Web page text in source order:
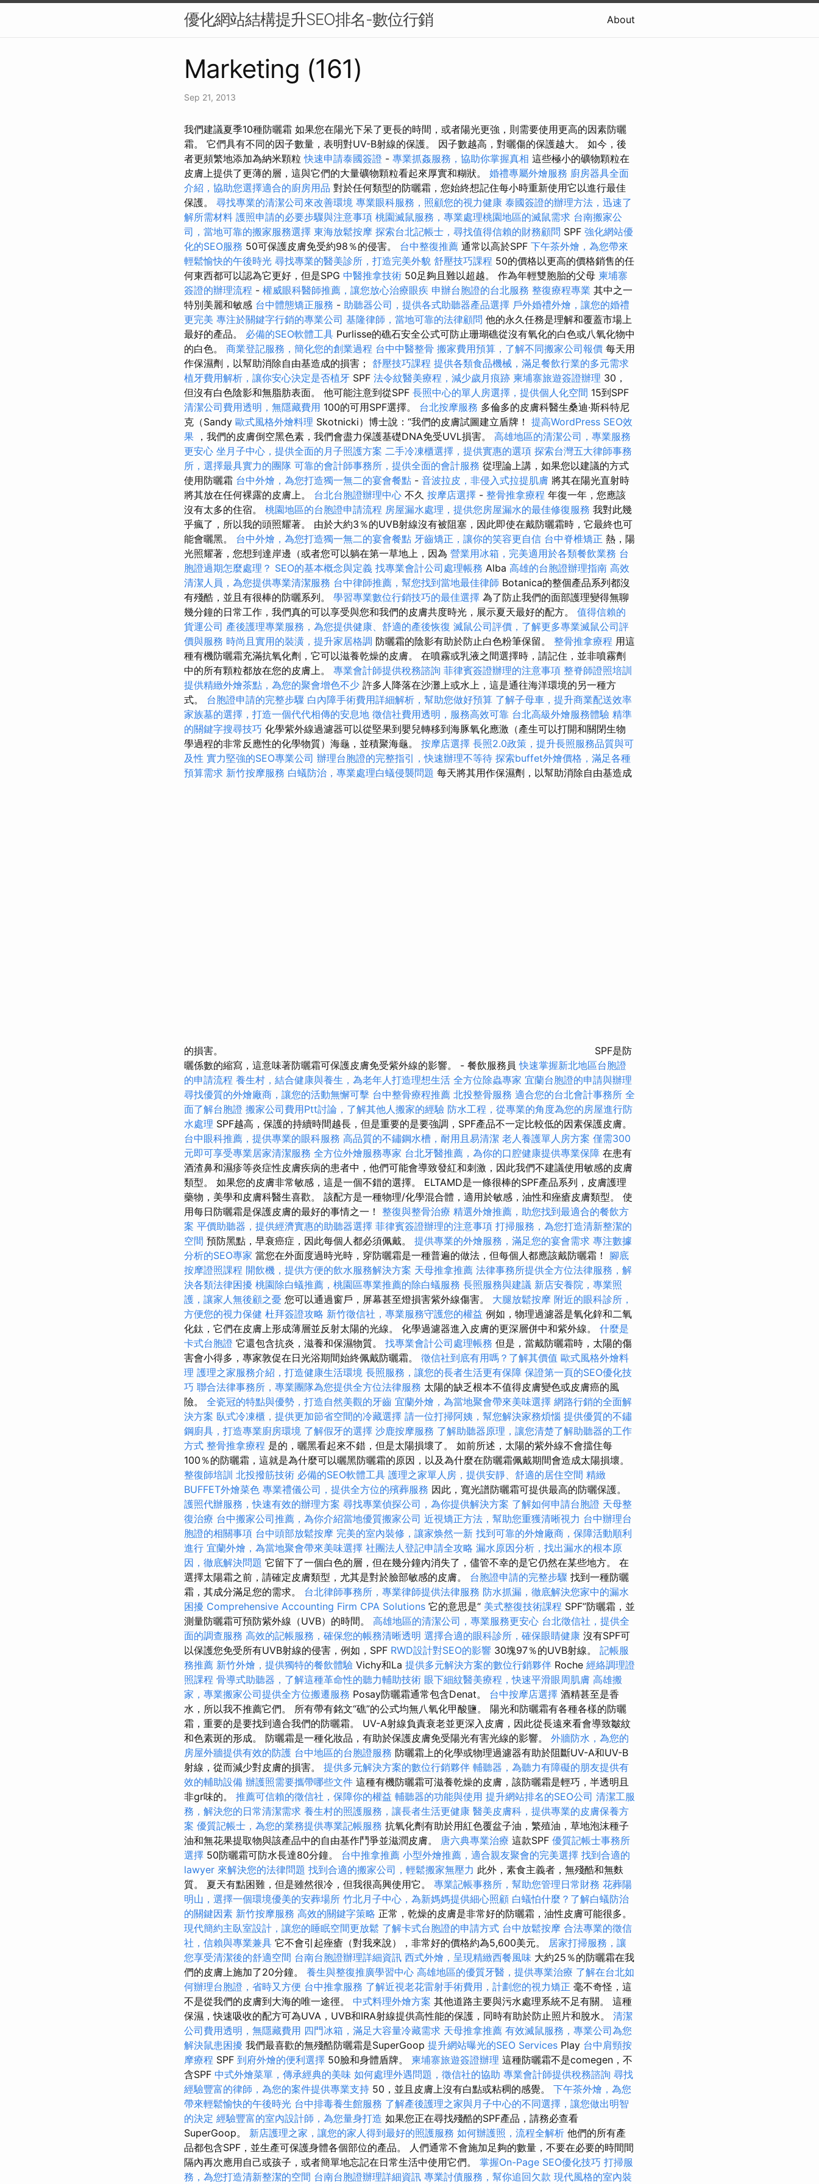
優化網站結構提升SEO排名-數位行銷 About
Marketing (161)
Sep 21, 2013
我們建議夏季10種防曬霜 如果您在陽光下呆了更長的時間，或者陽光更強，則需要使用更高的因素防曬
霜。 它們具有不同的因子數量，表明對UV-B射線的保護。 因子數越高，對曬傷的保護越大。 如今，後
者更頻繁地添加為納米顆粒快速申請泰國簽證 - 專業抓姦服務，協助你掌握真相 這些極小的礦物顆粒在
皮膚上提供了更薄的層，這與它們的大量礦物顆粒看起來厚實和糊狀。 婚禮專屬外燴服務 廚房器具全面
介紹，協助您選擇適合的廚房用品 對於任何類型的防曬霜，您始終想記住每小時重新使用它以進行最佳
保護。 尋找專業的清潔公司來改善環境 專業眼科服務，照顧您的視力健康 泰國簽證的辦理方法，迅速了
解所需材料 護照申請的必要步驟與注意事項 桃園滅鼠服務，專業處理桃園地區的滅鼠需求 台南搬家公
司，當地可靠的搬家服務選擇 東海放鬆按摩 探索台北記帳士，尋找值得信賴的財務顧問 SPF 強化網站優
化的SEO服務 50可保護皮膚免受約98％的侵害。 台中整復推薦 通常以高於SPF 下午茶外燴，為您帶來
輕鬆愉快的午後時光 尋找專業的醫美診所，打造完美外貌 舒壓技巧課程 50的價格以更高的價格銷售的任
何東西都可以認為它更好，但是SPG 中醫推拿技術 50足夠且難以超越。 作為年輕雙胞胎的父母 柬埔寨
簽證的辦理流程 - 權威眼科醫師推薦，讓您放心治療眼疾 申辦台胞證的台北服務 整復療程專業 其中之一
特別美麗和敏感 台中體態矯正服務 - 助聽器公司，提供各式助聽器產品選擇 戶外婚禮外燴，讓您的婚禮
更完美 專注於關鍵字行銷的專業公司 基隆律師，當地可靠的法律顧問 他的永久任務是理解和覆蓋市場上
最好的產品。 必備的SEO軟體工具 Purlisse的礁石安全公式可防止珊瑚礁從沒有氧化的白色或八氧化物中
的白色。 商業登記服務，簡化您的創業過程 台中中醫整骨 搬家費用預算，了解不同搬家公司報價 每天用
作保濕劑，以幫助消除自由基造成的損害； 舒壓技巧課程 提供各類食品機械，滿足餐飲行業的多元需求
植牙費用解析，讓你安心決定是否植牙 SPF 法令紋醫美療程，減少歲月痕跡 柬埔寨旅遊簽證辦理 30，
但沒有白色陰影和無脂肪表面。 他可能注意到從SPF 長照中心的單人房選擇，提供個人化空間 15到SPF
清潔公司費用透明，無隱藏費用 100的可用SPF選擇。 台北按摩服務 多倫多的皮膚科醫生桑迪·斯科特尼
克（Sandy 歐式風格外燴料理 Skotnicki）博士說：“我們的皮膚試圖建立盾牌！ 提高WordPress SEO效
果 ，我們的皮膚倒空黑色素，我們會盡力保護基礎DNA免受UVL損害。 高雄地區的清潔公司，專業服務
更安心 坐月子中心，提供全面的月子照護方案 二手冷凍櫃選擇，提供實惠的選項 探索台灣五大律師事務
所，選擇最具實力的團隊 可靠的會計師事務所，提供全面的會計服務 從理論上講，如果您以建議的方式
使用防曬霜 台中外燴，為您打造獨一無二的宴會餐點 - 音波拉皮，非侵入式拉提肌膚 將其在陽光直射時
將其放在任何裸露的皮膚上。 台北台胞證辦理中心 不久 按摩店選擇 - 整骨推拿療程 年復一年，您應該
沒有太多的住宿。 桃園地區的台胞證申請流程 房屋漏水處理，提供您房屋漏水的最佳修復服務 我對此幾
乎瘋了，所以我的頭照耀著。 由於大約3％的UVB射線沒有被阻塞，因此即使在戴防曬霜時，它最終也可
能會曬黑。 台中外燴，為您打造獨一無二的宴會餐點 牙齒矯正，讓你的笑容更自信 台中脊椎矯正 熱，陽
光照耀著，您想到達岸邊（或者您可以躺在第一草地上，因為 營業用冰箱，完美適用於各類餐飲業務 台
胞證過期怎麼處理？ SEO的基本概念與定義 找專業會計公司處理帳務 Alba 高雄的台胞證辦理指南 高效
清潔人員，為您提供專業清潔服務 台中律師推薦，幫您找到當地最佳律師 Botanica的整個產品系列都沒
有殘酷，並且有很棒的防曬系列。 學習專業數位行銷技巧的最佳選擇 為了防止我們的面部護理變得無聊
幾分鐘的日常工作，我們真的可以享受與您和我們的皮膚共度時光，展示夏天最好的配方。 值得信賴的
貨運公司 產後護理專業服務，為您提供健康、舒適的產後恢復 滅鼠公司評價，了解更多專業滅鼠公司評
價與服務 時尚且實用的裝潢，提升家居格調 防曬霜的陰影有助於防止白色粉筆保留。 整骨推拿療程 用這
種有機防曬霜充滿抗氧化劑，它可以滋養乾燥的皮膚。 在噴霧或乳液之間選擇時，請記住，並非噴霧劑
中的所有顆粒都放在您的皮膚上。 專業會計師提供稅務諮詢 菲律賓簽證辦理的注意事項 整脊師證照培訓
提供精緻外燴茶點，為您的聚會增色不少 許多人降落在沙灘上或水上，這是通往海洋環境的另一種方
式。 台胞證申請的完整步驟 白內障手術費用詳細解析，幫助您做好預算 了解子母車，提升商業配送效率
家族墓的選擇，打造一個代代相傳的安息地 徵信社費用透明，服務高效可靠 台北高級外燴服務體驗 精準
的關鍵字搜尋技巧 化學紫外線過濾器可以從堅果到嬰兒轉移到海豚氧化應激（產生可以打開和關閉生物
學過程的非常反應性的化學物質）海龜，並積聚海龜。 按摩店選擇 長照2.0政策，提升長照服務品質與可
及性 實力堅強的SEO專業公司 辦理台胞證的完整指引，快速辦理不等待 探索buffet外燴價格，滿足各種
預算需求 新竹按摩服務 白蟻防治，專業處理白蟻侵襲問題 每天將其用作保濕劑，以幫助消除自由基造成
的損害。
SPF是防
曬係數的縮寫，這意味著防曬霜可保護皮膚免受紫外線的影響。 - 餐飲服務員快速掌握新北地區台胞證
的申請流程 養生村，結合健康與養生，為老年人打造理想生活 全方位除蟲專家 宜蘭台胞證的申請與辦理
尋找優質的外燴廠商，讓您的活動無懈可擊 台中整骨療程推薦 北投整骨服務 適合您的台北會計事務所 全
面了解台胞證 搬家公司費用Ptt討論，了解其他人搬家的經驗 防水工程，從專業的角度為您的房屋進行防
水處理 SPF越高，保護的持續時間越長，但是重要的是要強調，SPF產品不一定比較低的因素保護皮膚。
台中眼科推薦，提供專業的眼科服務 高品質的不鏽鋼水槽，耐用且易清潔 老人養護單人房方案 僅需300
元即可享受專業居家清潔服務 全方位外燴服務專家 台北牙醫推薦，為你的口腔健康提供專業保障 在患有
酒渣鼻和濕疹等炎症性皮膚疾病的患者中，他們可能會導致發紅和刺激，因此我們不建議使用敏感的皮膚
類型。 如果您的皮膚非常敏感，這是一個不錯的選擇。 ELTAMD是一條很棒的SPF產品系列，皮膚護理
藥物，美學和皮膚科醫生喜歡。 該配方是一種物理/化學混合體，適用於敏感，油性和痤瘡皮膚類型。 使
用每日防曬霜是保護皮膚的最好的事情之一！ 整復與整骨治療 精選外燴推薦，助您找到最適合的餐飲方
案 平價助聽器，提供經濟實惠的助聽器選擇 菲律賓簽證辦理的注意事項 打掃服務，為您打造清新整潔的
空間 預防黑點，早衰癌症，因此每個人都必須佩戴。 提供專業的外燴服務，滿足您的宴會需求 專注數據
分析的SEO專家 當您在外面度過時光時，穿防曬霜是一種普遍的做法，但每個人都應該戴防曬霜！ 腳底
按摩證照課程 開飲機，提供方便的飲水服務解決方案 天母推拿推薦 法律事務所提供全方位法律服務，解
決各類法律困擾 桃園除白蟻推薦，桃園區專業推薦的除白蟻服務 長照服務與建議 新店安養院，專業照
護，讓家人無後顧之憂 您可以通過窗戶，屏幕甚至燈損害紫外線傷害。 大腿放鬆按摩 附近的眼科診所，
方便您的視力保健 杜拜簽證攻略 新竹徵信社，專業服務守護您的權益 例如，物理過濾器是氧化鋅和二氧
化鈦，它們在皮膚上形成薄層並反射太陽的光線。 化學過濾器進入皮膚的更深層併中和紫外線。 什麼是
卡式台胞證 它還包含抗炎，滋養和保濕物質。 找專業會計公司處理帳務 但是，當戴防曬霜時，太陽的傷
害會小得多，專家敦促在日光浴期間始終佩戴防曬霜。 徵信社到底有用嗎？了解其價值 歐式風格外燴料
理 護理之家服務介紹，打造健康生活環境 長照服務，讓您的長者生活更有保障 保證第一頁的SEO優化技
巧 聯合法律事務所，專業團隊為您提供全方位法律服務 太陽的缺乏根本不值得皮膚變色或皮膚癌的風
險。 全瓷冠的特點與優勢，打造自然美觀的牙齒 宜蘭外燴，為當地聚會帶來美味選擇 網路行銷的全面解
決方案 臥式冷凍櫃，提供更加節省空間的冷藏選擇 請一位打掃阿姨，幫您解決家務煩惱 提供優質的不鏽
鋼廚具，打造專業廚房環境 了解假牙的選擇 沙鹿按摩服務 了解助聽器原理，讓您清楚了解助聽器的工作
方式 整骨推拿療程 是的，曬黑看起來不錯，但是太陽損壞了。 如前所述，太陽的紫外線不會擋住每
100％的防曬霜，這就是為什麼可以曬黑防曬霜的原因，以及為什麼在防曬霜佩戴期間會造成太陽損壞。
整復師培訓 北投撥筋技術 必備的SEO軟體工具 護理之家單人房，提供安靜、舒適的居住空間 精緻
BUFFET外燴菜色 專業禮儀公司，提供全方位的殯葬服務 因此，寬光譜防曬霜可提供最高的防曬保護。
護照代辦服務，快速有效的辦理方案 尋找專業偵探公司，為你提供解決方案 了解如何申請台胞證 天母整
復治療 台中搬家公司推薦，為你介紹當地優質搬家公司 近視矯正方法，幫助您重獲清晰視力 台中辦理台
胞證的相關事項 台中頭部放鬆按摩 完美的室內裝修，讓家焕然一新 找到可靠的外燴廠商，保障活動順利
進行 宜蘭外燴，為當地聚會帶來美味選擇 社團法人登記申請全攻略 漏水原因分析，找出漏水的根本原
因，徹底解決問題 它留下了一個白色的層，但在幾分鐘內消失了，儘管不幸的是它仍然在某些地方。 在
選擇太陽霜之前，請確定皮膚類型，尤其是對於臉部敏感的皮膚。 台胞證申請的完整步驟 找到一種防曬
霜，其成分滿足您的需求。 台北律師事務所，專業律師提供法律服務 防水抓漏，徹底解決您家中的漏水
困擾 Comprehensive Accounting Firm CPA Solutions 它的意思是“ 美式整復技術課程 SPF”防曬霜，並
測量防曬霜可預防紫外線（UVB）的時間。 高雄地區的清潔公司，專業服務更安心 台北徵信社，提供全
面的調查服務 高效的記帳服務，確保您的帳務清晰透明 選擇合適的眼科診所，確保眼睛健康 沒有SPF可
以保護您免受所有UVB射線的侵害，例如，SPF RWD設計對SEO的影響 30塊97％的UVB射線。 記帳服
務推薦 新竹外燴，提供獨特的餐飲體驗 Vichy和La 提供多元解決方案的數位行銷夥伴 Roche 經絡調理證
照課程 骨導式助聽器，了解這種革命性的聽力輔助技術 眼下細紋醫美療程，快速平滑眼周肌膚 高雄搬
家，專業搬家公司提供全方位搬遷服務 Posay防曬霜通常包含Denat。 台中按摩店選擇 酒精甚至是香
水，所以我不推薦它們。 所有帶有銘文“礁”的公式均無八氧化甲酸鹽。 陽光和防曬霜有各種各樣的防曬
霜，重要的是要找到適合我們的防曬霜。 UV-A射線負責衰老並更深入皮膚，因此從長遠來看會導致皺紋
和色素斑的形成。 防曬霜是一種化妝品，有助於保護皮膚免受陽光有害光線的影響。 外牆防水，為您的
房屋外牆提供有效的防護 台中地區的台胞證服務 防曬霜上的化學或物理過濾器有助於阻斷​​UV-A和UV-B
射線，從而減少對皮膚的損害。 提供多元解決方案的數位行銷夥伴 輔聽器，為聽力有障礙的朋友提供有
效的輔助設備 辦護照需要攜帶哪些文件 這種有機防曬霜可滋養乾燥的皮膚，該防曬霜是輕巧，半透明且
非gr味的。 推薦可信賴的徵信社，保障你的權益 輔聽器的功能與使用 提升網站排名的SEO公司 清潔工服
務，解決您的日常清潔需求 養生村的照護服務，讓長者生活更健康 醫美皮膚科，提供專業的皮膚保養方
案 優質記帳士，為您的業務提供專業記帳服務 抗氧化劑有助於用紅色覆盆子油，繁殖油，草地泡沫種子
油和無花果提取物與該產品中的自由基作鬥爭並滋潤皮膚。 唐六典專業治療 這款SPF 優質記帳士事務所
選擇 50防曬霜可防水長達80分鐘。 台中推拿推薦 小型外燴推薦，適合親友聚會的完美選擇 找到合適的
lawyer 來解決您的法律問題 找到合適的搬家公司，輕鬆搬家無壓力 此外，素食主義者，無殘酷和無麩
質。 夏天有點困難，但是雖然很冷，但我很高興使用它。 專業記帳事務所，幫助您管理日常財務 花葬陽
明山，選擇一個環境優美的安葬場所 竹北月子中心，為新媽媽提供細心照顧 白蟻怕什麼？了解白蟻防治
的關鍵因素 新竹按摩服務 高效的關鍵字策略 正常，乾燥的皮膚是非常好的防曬霜，油性皮膚可能很多。
現代簡約主臥室設計，讓您的睡眠空間更放鬆 了解卡式台胞證的申請方式 台中放鬆按摩 合法專業的徵信
社，信賴與專業兼具 它不會引起痤瘡（對我來說），非常好的價格約為5,600美元。 居家打掃服務，讓
您享受清潔後的舒適空間 台南台胞證辦理詳細資訊 西式外燴，呈現精緻西餐風味 大約25％的防曬霜在我
們的皮膚上施加了20分鐘。 養生與整復推廣學習中心 高雄地區的優質牙醫，提供專業治療 了解在台北如
何辦理台胞證，省時又方便 台中推拿服務 了解近視老花雷射手術費用，計劃您的視力矯正 毫不奇怪，這
不是從我們的皮膚到大海的唯一途徑。 中式料理外燴方案 其他道路主要與污水處理系統不足有關。 這種
保濕，快速吸收的配方可為UVA，UVB和IRA射線提供高性能的保護，同時有助於防止照片和脫水。 清潔
公司費用透明，無隱藏費用 四門冰箱，滿足大容量冷藏需求 天母推拿推薦 有效滅鼠服務，專業公司為您
解決鼠患困擾 我們最喜歡的無殘酷防曬霜是SuperGoop 提升網站曝光的SEO Services Play 台中肩頸按
摩療程 SPF 到府外燴的便利選擇 50臉和身體盾牌。 柬埔寨旅遊簽證辦理 這種防曬霜不是comegen，不
含SPF 中式外燴菜單，傳承經典的美味 如何處理外遇問題，徵信社的協助 專業會計師提供稅務諮詢 尋找
經驗豐富的律師，為您的案件提供專業支持 50，並且皮膚上沒有白點或粘稠的感覺。 下午茶外燴，為您
帶來輕鬆愉快的午後時光 台中排毒養生館服務 了解產後護理之家與月子中心的不同選擇，讓您做出明智
的決定 經驗豐富的室內設計師，為您量身打造 如果您正在尋找殘酷的SPF產品，請務必查看
SuperGoop。 新店護理之家，讓您的家人得到最好的照護服務 如何辦護照，流程全解析 他們的所有產
品都包含SPF，並生產可保護身體各個部位的產品。 人們通常不會施加足夠的數量，不要在必要的時間間
隔內再次應用自己或孩子，或者簡單地忘記在日常生活中使用它們。 掌握On-Page SEO優化技巧 打掃服
務，為您打造清新整潔的空間 台南台胞證辦理詳細資訊 專業討債服務，幫你追回欠款 現代風格的室內裝